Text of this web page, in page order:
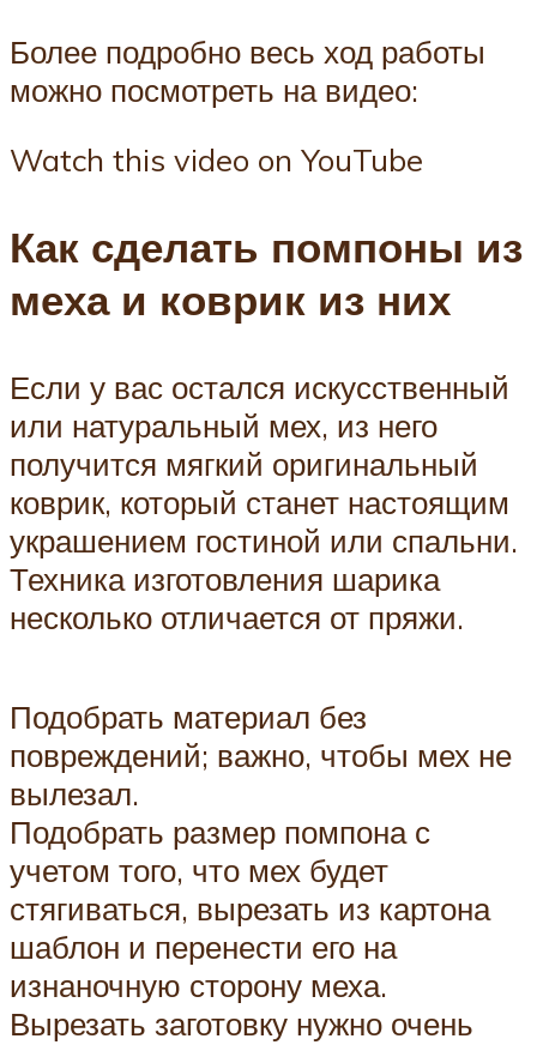
Более подробно весь ход работы
можно посмотреть на видео:
Watch this video on YouTube
Как сделать помпоны из
меха и коврик из них
Если у вас остался искусственный
или натуральный мех, из него
получится мягкий оригинальный
коврик, который станет настоящим
украшением гостиной или спальни.
Техника изготовления шарика
несколько отличается от пряжи.
Подобрать материал без
повреждений; важно, чтобы мех не
вылезал.
Подобрать размер помпона с
учетом того, что мех будет
стягиваться, вырезать из картона
шаблон и перенести его на
изнаночную сторону меха.
Вырезать заготовку нужно очень